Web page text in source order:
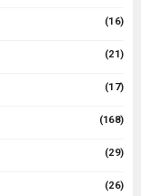
(16)
(21)
(17)
(168)
(29)
(26)